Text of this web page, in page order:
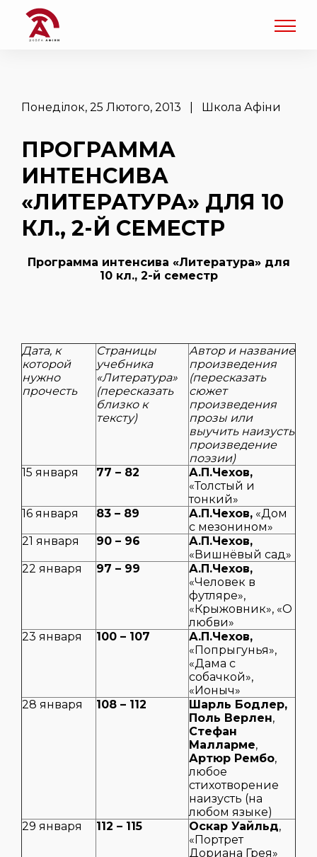
Понеділок, 25 Лютого, 2013 | Школа Афіни
ПРОГРАММА
ИНТЕНСИВА
«ЛИТЕРАТУРА» ДЛЯ 10
КЛ., 2-Й СЕМЕСТР
Программа интенсива «Литература» для
10 кл., 2-й семестр
Дата, к
которой
нужно
прочесть
Страницы
учебника
«Литература»
(пересказать
близко к
тексту)
Автор и название
произведения
(пересказать
сюжет
произведения
прозы или
выучить наизусть
произведение
поэзии)
15 января
77 – 82
А.П.Чехов,
«Толстый и
тонкий»
16 января
83 – 89 А.П.Чехов, «Дом
с мезонином»
21 января
90 – 96
А.П.Чехов,
«Вишнёвый сад»
22 января
97 – 99
А.П.Чехов,
«Человек в
футляре»,
«Крыжовник», «О
любви»
23 января
100 – 107
А.П.Чехов,
«Попрыгунья»,
«Дама с
собачкой»,
«Ионыч»
28 января
108 – 112
Шарль Бодлер,
Поль Верлен,
Стефан
Малларме,
Артюр Рембо,
любое
стихотворение
наизусть (на
любом языке)
29 января
112 – 115 Оскар Уайльд,
«Портрет
Дориана Грея»